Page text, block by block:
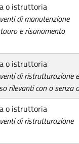
o istruttoria
di manutenzione
e risanamento
o istruttoria
di ristrutturazione
rilevanti con o senza
o istruttoria
di ristrutturazione